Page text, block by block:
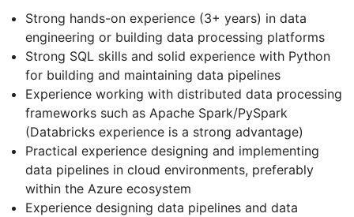
Strong hands-on experience (3+ years) in data
engineering or building data processing platforms
Strong SQL skills and solid experience with Python
for building and maintaining data pipelines
Experience working with distributed data processing
frameworks such as Apache Spark/PySpark
(Databricks experience is a strong advantage)
Practical experience designing and implementing
data pipelines in cloud environments, preferably
within the Azure ecosystem
Experience designing data pipelines and data